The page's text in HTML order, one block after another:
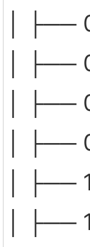
│ ├──
│ ├──
│ ├──
│ ├──
│ ├──
│ ├──